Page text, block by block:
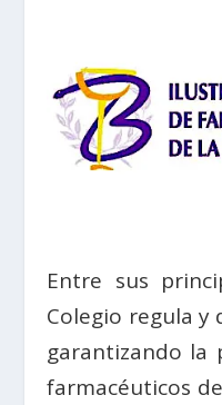
Entre sus
Colegio regula y
garantizando la
farmacéuticos